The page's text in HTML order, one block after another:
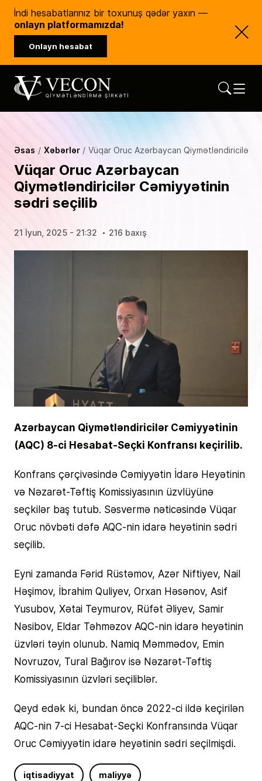
İndi hesabatlarınız bir toxunuş qədər yaxın —
onlayn platformamızda!
Onlayn hesabat
Vecon Consulting
Əsas Xəbərlər Vüqar Oruc Azərbaycan Qiymətləndiricilər
Vüqar Oruc Azərbaycan
Qiymətləndiricilər Cəmiyyətinin
sədri seçilib
21 İyun, 2025 - 21:32 216 baxış
Azərbaycan Qiymətləndiricilər Cəmiyyətinin
(AQC) 8-ci Hesabat-Seçki Konfransı keçirilib.
Konfrans çərçivəsində Cəmiyyətin İdarə Heyətinin
və Nəzarət-Təftiş Komissiyasının üzvlüyünə
seçkilər baş tutub. Səsvermə nəticəsində Vüqar
Oruc növbəti dəfə AQC-nin idarə heyətinin sədri
seçilib.
Eyni zamanda Fərid Rüstəmov, Azər Niftiyev, Nail
Həşimov, İbrahim Quliyev, Orxan Həsənov, Asif
Yusubov, Xətai Teymurov, Rüfət Əliyev, Samir
Nəsibov, Eldar Təhməzov AQC-nin idarə heyətinin
üzvləri təyin olunub. Namiq Məmmədov, Emin
Novruzov, Tural Bağırov isə Nəzarət-Təftiş
Komissiyasının üzvləri seçiliblər.
Qeyd edək ki, bundan öncə 2022-ci ildə keçirilən
AQC-nin 7-ci Hesabat-Seçki Konfransında Vüqar
Oruc Cəmiyyətin idarə heyətinin sədri seçilmişdi.
iqtisadiyyat maliyyə